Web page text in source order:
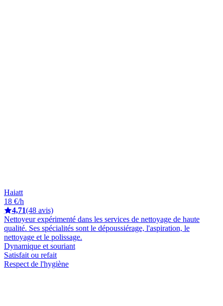
Haiatt
18 €/h
4,71(48 avis)
Nettoyeur expérimenté dans les services de nettoyage de haute
qualité. Ses spécialités sont le dépoussiérage, l'aspiration, le
nettoyage et le polissage.
Dynamique et souriant
Satisfait ou refait
Respect de l'hygiène